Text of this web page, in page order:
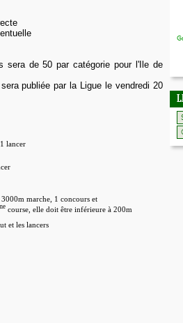
sera de 50 par catégorie pour l'Ile de
publiée par la Ligue le vendredi 20
lancer
marche, 1 concours et
course, elle doit être inférieure à 200m
et les lancers